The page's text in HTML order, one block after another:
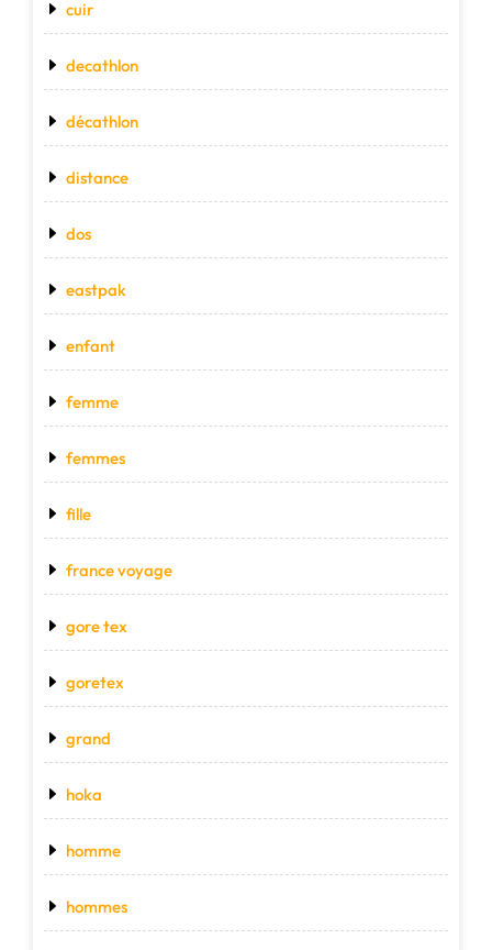
cuir
decathlon
décathlon
distance
dos
eastpak
enfant
femme
femmes
fille
france voyage
gore tex
goretex
grand
hoka
homme
hommes